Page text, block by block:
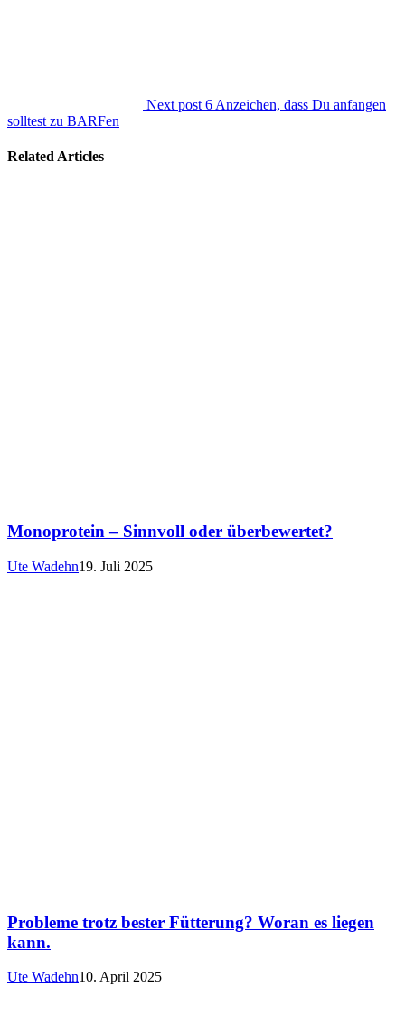
Next post 6 Anzeichen, dass Du anfangen
solltest zu BARFen
Related Articles
Monoprotein – Sinnvoll oder überbewertet?
Ute Wadehn19. Juli 2025
Probleme trotz bester Fütterung? Woran es liegen
kann.
Ute Wadehn10. April 2025